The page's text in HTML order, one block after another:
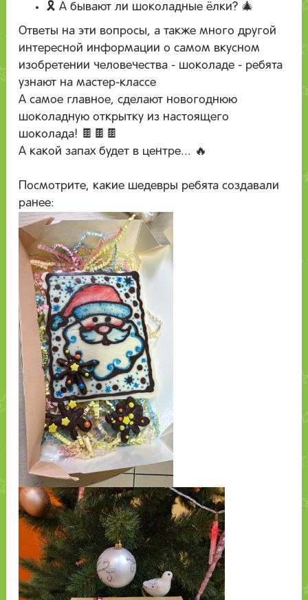
🎗 А бывают ли шоколадные ёлки? 🎄
Ответы на эти вопросы, а также много другой
интересной информации о самом вкусном
изобретении человечества - шоколаде - ребята
узнают на мастер-классе
А самое главное, сделают новогоднюю
шоколадную открытку из настоящего
шоколада! 🍫🍫🍫
А какой запах будет в центре... 🔥
Посмотрите, какие шедевры ребята создавали
ранее: